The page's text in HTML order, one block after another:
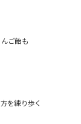
ご飴も
を練り歩く